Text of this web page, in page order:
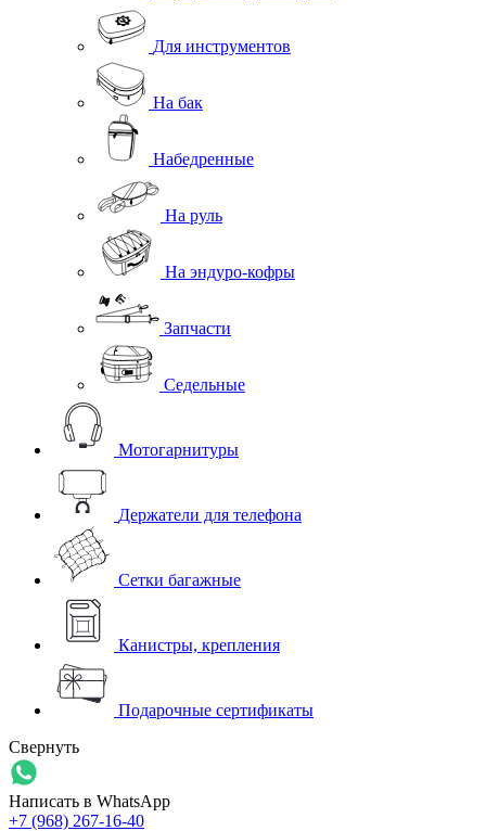
Для инструментов
На бак
Набедренные
На руль
На эндуро-кофры
Запчасти
Седельные
Мотогарнитуры
Держатели для телефона
Сетки багажные
Канистры, крепления
Подарочные сертификаты
Свернуть
Написать в WhatsApp
+7 (968) 267-16-40